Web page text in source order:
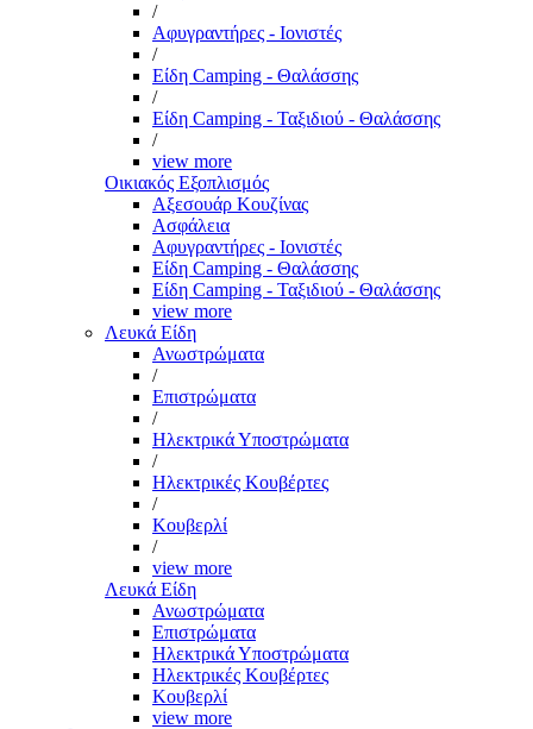
/
Αφυγραντήρες - Ιονιστές
/
Είδη Camping - Θαλάσσης
/
Είδη Camping - Ταξιδιού - Θαλάσσης
/
view more
Οικιακός Εξοπλισμός
Αξεσουάρ Κουζίνας
Ασφάλεια
Αφυγραντήρες - Ιονιστές
Είδη Camping - Θαλάσσης
Είδη Camping - Ταξιδιού - Θαλάσσης
view more
Λευκά Είδη
Ανωστρώματα
/
Επιστρώματα
/
Ηλεκτρικά Υποστρώματα
/
Ηλεκτρικές Κουβέρτες
/
Κουβερλί
/
view more
Λευκά Είδη
Ανωστρώματα
Επιστρώματα
Ηλεκτρικά Υποστρώματα
Ηλεκτρικές Κουβέρτες
Κουβερλί
view more